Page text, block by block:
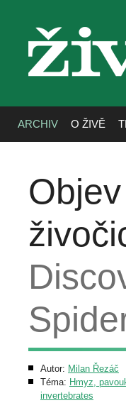
živa
ARCHIV O ŽIVĚ
Autor: Milan Řezáč
Téma: Hmyz,
invertebrates